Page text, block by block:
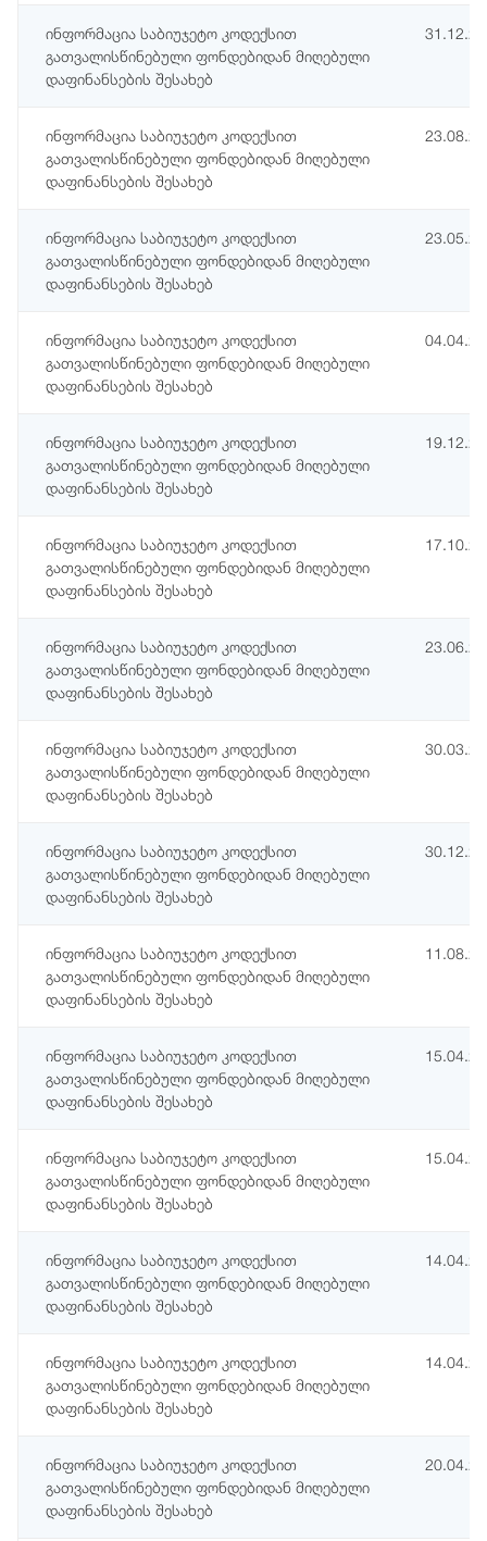
ინფორმაცია საბიუჯეტო კოდექსით
გათვალისწინებული ფონდებიდან მიღებული
დაფინანსების შესახებ
ინფორმაცია საბიუჯეტო კოდექსით
გათვალისწინებული ფონდებიდან მიღებული
დაფინანსების შესახებ
ინფორმაცია საბიუჯეტო კოდექსით
გათვალისწინებული ფონდებიდან მიღებული
დაფინანსების შესახებ
ინფორმაცია საბიუჯეტო კოდექსით
გათვალისწინებული ფონდებიდან მიღებული
დაფინანსების შესახებ
ინფორმაცია საბიუჯეტო კოდექსით
გათვალისწინებული ფონდებიდან მიღებული
დაფინანსების შესახებ
ინფორმაცია საბიუჯეტო კოდექსით
გათვალისწინებული ფონდებიდან მიღებული
დაფინანსების შესახებ
ინფორმაცია საბიუჯეტო კოდექსით
გათვალისწინებული ფონდებიდან მიღებული
დაფინანსების შესახებ
ინფორმაცია საბიუჯეტო კოდექსით
გათვალისწინებული ფონდებიდან მიღებული
დაფინანსების შესახებ
ინფორმაცია საბიუჯეტო კოდექსით
გათვალისწინებული ფონდებიდან მიღებული
დაფინანსების შესახებ
ინფორმაცია საბიუჯეტო კოდექსით
გათვალისწინებული ფონდებიდან მიღებული
დაფინანსების შესახებ
ინფორმაცია საბიუჯეტო კოდექსით
გათვალისწინებული ფონდებიდან მიღებული
დაფინანსების შესახებ
ინფორმაცია საბიუჯეტო კოდექსით
გათვალისწინებული ფონდებიდან მიღებული
დაფინანსების შესახებ
ინფორმაცია საბიუჯეტო კოდექსით
გათვალისწინებული ფონდებიდან მიღებული
დაფინანსების შესახებ
ინფორმაცია საბიუჯეტო კოდექსით
გათვალისწინებული ფონდებიდან მიღებული
დაფინანსების შესახებ
ინფორმაცია საბიუჯეტო კოდექსით
გათვალისწინებული ფონდებიდან მიღებული
დაფინანსების შესახებ